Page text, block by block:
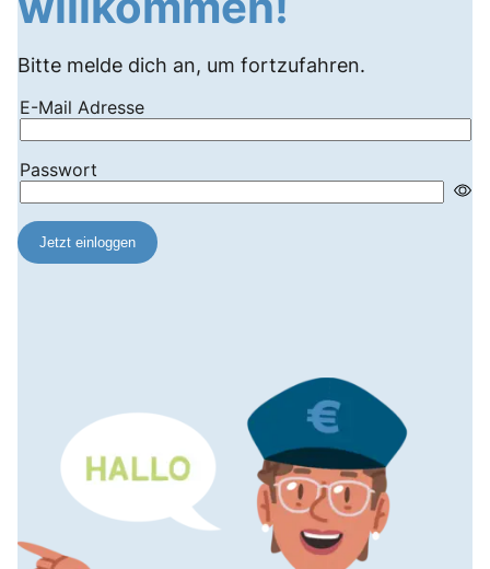
Bitte melde dich an, um fortzufahren.